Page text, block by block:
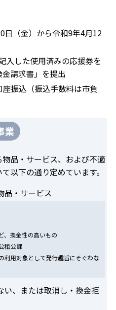
日（金）から令和9年4月12
入した使用済みの応援券を
請求書」を提出
振込（振込手数料は市負
業
品・サービス、および不適
以下の通り定めています。
品・サービス
、換金性の高いもの
租公課
利用対象として発行趣旨にそぐわな
い、または取消し・換金拒